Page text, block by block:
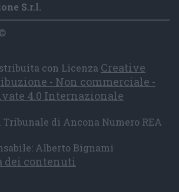
S.r.l.
con Licenza Creative
- Non commerciale -
4.0 Internazionale
di Ancona Numero REA
Alberto Bignami
dei contenuti